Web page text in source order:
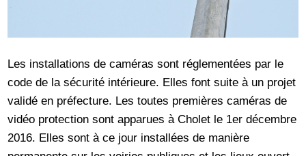
Les installations de caméras sont réglementées par le
code de la sécurité intérieure. Elles font suite à un projet
validé en préfecture. Les toutes premières caméras de
vidéo protection sont apparues à Cholet le 1er décembre
2016. Elles sont à ce jour installées de manière